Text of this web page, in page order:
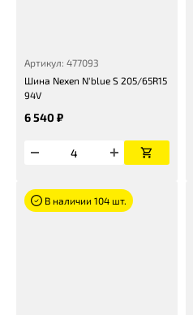
Артикул: 477093
Шина Nexen N'blue S 205/65R15
94V
6 540 ₽
В наличии 104 шт.